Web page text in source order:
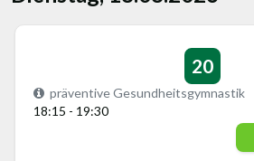
20
präventive Gesundheitsgymnastik
18:15 - 19:30